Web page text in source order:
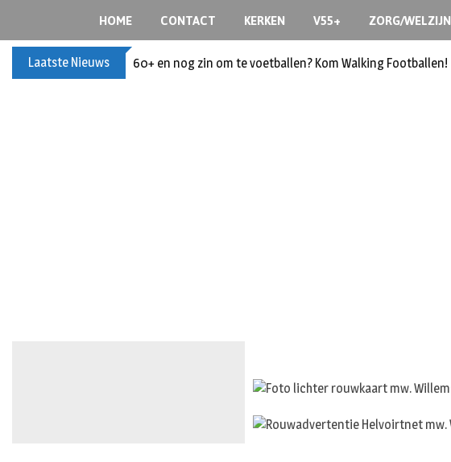
HOME CONTACT KERKEN V55+ ZORG/WELZIJN
Laatste Nieuws 60+ en nog zin om te voetballen? Kom Walking Footballen!